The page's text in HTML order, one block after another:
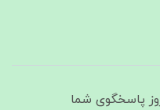
شبانه‌روز پاسخگوی شما